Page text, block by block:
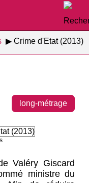
Crime d'Etat (2013)
long-métrage
Valéry Giscard
ministre du